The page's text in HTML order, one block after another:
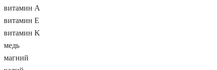
витамин А
витамин Е
витамин K
медь
магний